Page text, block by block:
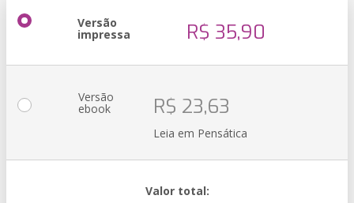
Versão
impressa R$ 35,90
Versão
ebook R$ 23,63
Leia em Pensática
Valor total: